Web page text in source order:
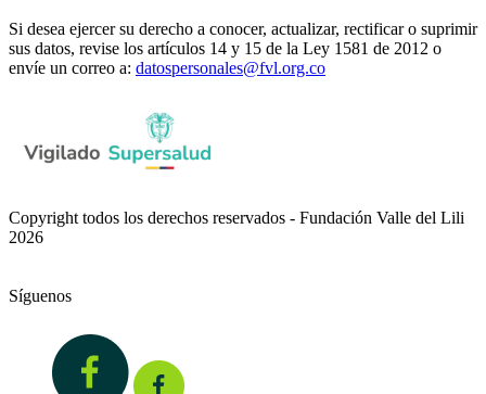
Si desea ejercer su derecho a conocer, actualizar, rectificar o suprimir
sus datos, revise los artículos 14 y 15 de la Ley 1581 de 2012 o
envíe un correo a: datospersonales@fvl.org.co
Copyright todos los derechos reservados - Fundación Valle del Lili
2026
Síguenos